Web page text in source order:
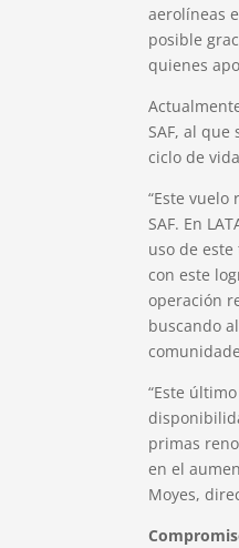
aerolíneas
posible
quienes
SAF, al
ciclo de
“Este
SAF. En
uso de
con este
operación
buscando
“Este
primas
en el
Moyes,